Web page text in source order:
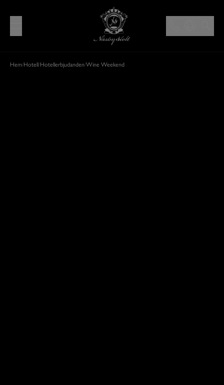
Hem/Hotell/Hotellerbjudanden/Wine Weekend